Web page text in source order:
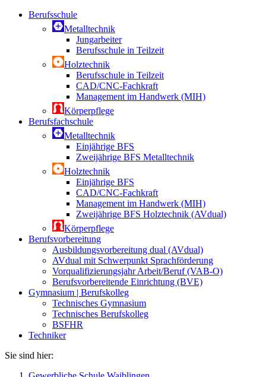
Berufsschule
Metalltechnik
Jungarbeiter
Berufsschule in Teilzeit
Holztechnik
Berufsschule in Teilzeit
CAD/CNC-Fachkraft
Management im Handwerk (MIH)
Körperpflege
Berufsfachschule
Metalltechnik
Einjährige BFS
Zweijährige BFS Metalltechnik
Holztechnik
Einjährige BFS
CAD/CNC-Fachkraft
Management im Handwerk (MIH)
Zweijährige BFS Holztechnik (AVdual)
Körperpflege
Berufsvorbereitung
Ausbildungsvorbereitung dual (AVdual)
AVdual mit Schwerpunkt Sprachförderung
Vorqualifizierungsjahr Arbeit/Beruf (VAB-O)
Berufsvorbereitende Einrichtung (BVE)
Gymnasium | Berufskolleg
Technisches Gymnasium
Technisches Berufskolleg
BSFHR
Techniker
Sie sind hier: